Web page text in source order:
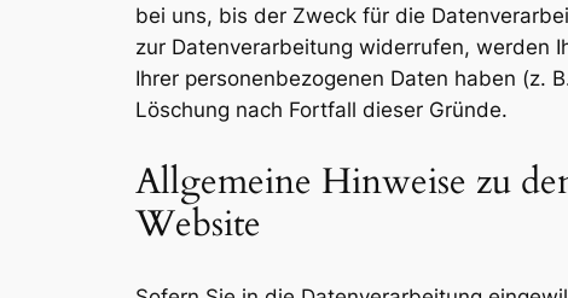
bei uns, bis der Zweck für die
zur Datenverarbeitung widerrufen, werden
Ihrer personenbezogenen Daten haben (z.
Löschung nach Fortfall dieser Gründe.
Allgemeine Hinweise zu
Website